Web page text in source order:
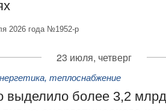
2026 года №1952-р
23 июля, четверг
теплоснабжение
выделило более 3,2